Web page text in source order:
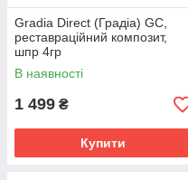
Gradia Direct (Градіа) GC,
реставраційний композит,
шпр 4гр
В наявності
1 499 ₴
Купити